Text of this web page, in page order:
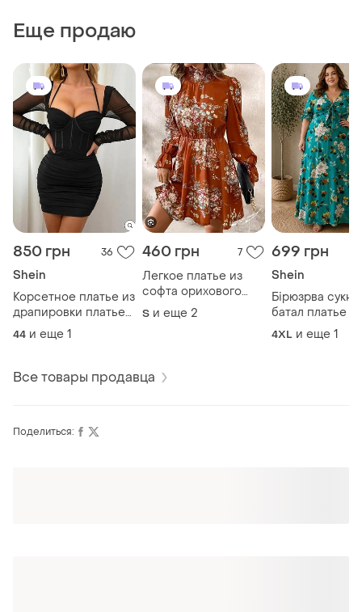
Еще продаю
850 грн 36
Shein
Корсетное платье из
драпировки платье
черное с чашкой
44 и еще 1
460 грн 7
Легкое платье из
софта орихового
цвета платья легкое
S и еще 2
699 грн
Shein
Бірюзрва сукня
батал платье
4 хл платье
свободного
4XL и еще 1
Все товары продавца
Поделиться: